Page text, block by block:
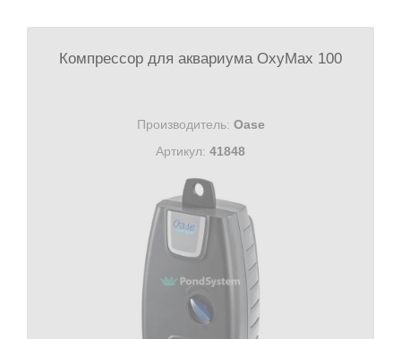
Компрессор для аквариума OxyMax 100
Производитель: Oase
Артикул: 41848